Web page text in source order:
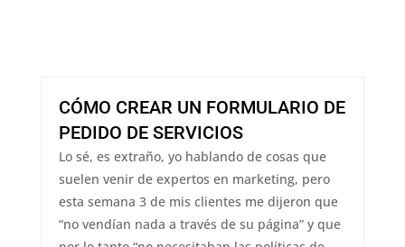
CÓMO CREAR UN FORMULARIO DE
PEDIDO DE SERVICIOS
Lo sé, es extraño, yo hablando de cosas que
suelen venir de expertos en marketing, pero
esta semana 3 de mis clientes me dijeron que
“no vendían nada a través de su página” y que